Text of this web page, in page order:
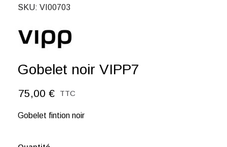
SKU VI00703
Gobelet noir VIPP7
75,00 € TTC
Gobelet fintion noir